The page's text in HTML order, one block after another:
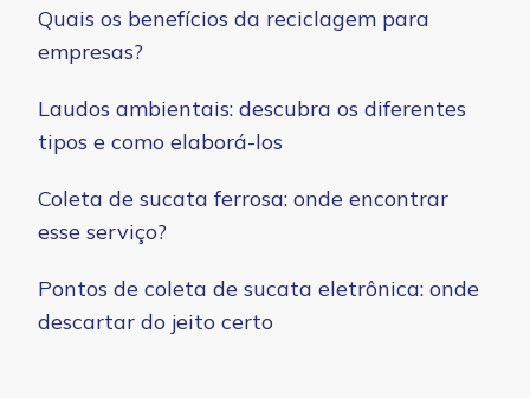
Quais os benefícios da reciclagem para
empresas?
Laudos ambientais: descubra os diferentes
tipos e como elaborá-los
Coleta de sucata ferrosa: onde encontrar
esse serviço?
Pontos de coleta de sucata eletrônica: onde
descartar do jeito certo